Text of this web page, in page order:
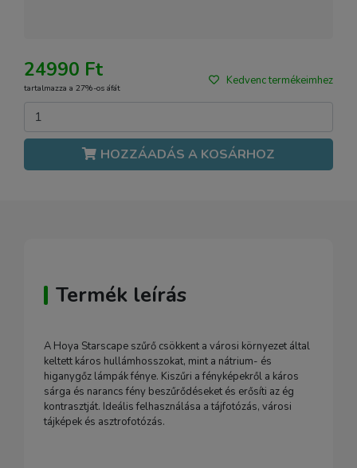
24990 Ft
tartalmazza a 27%-os áfát
Kedvenc termékeimhez
HOZZÁADÁS A KOSÁRHOZ
Termék leírás
A Hoya Starscape szűrő csökkent a városi környezet által
keltett káros hullámhosszokat, mint a nátrium- és
higanygőz lámpák fénye. Kiszűri a fényképekről a káros
sárga és narancs fény beszűrődéseket és erősíti az ég
kontrasztját. Ideális felhasználása a tájfotózás, városi
tájképek és asztrofotózás.